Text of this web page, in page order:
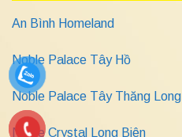
An Bình Homeland
Noble Palace Tây Hồ
Noble Palace Tây Thăng Long
Noble Crystal Long Biên